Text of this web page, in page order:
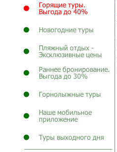
Горящие туры.
Выгода до 40%
Новогодние туры
Пляжный отдых -
Эксклюзивные цены
Раннее бронирование.
Выгода до 30%
Горнолыжные туры
Наше мобильное
приложение
Туры выходного дня